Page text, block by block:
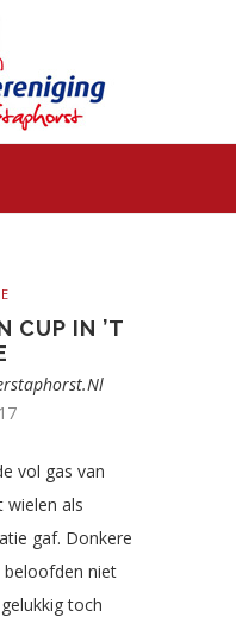
CUP IN ’T
vol gas van
wielen als
gaf. Donkere
niet
toch